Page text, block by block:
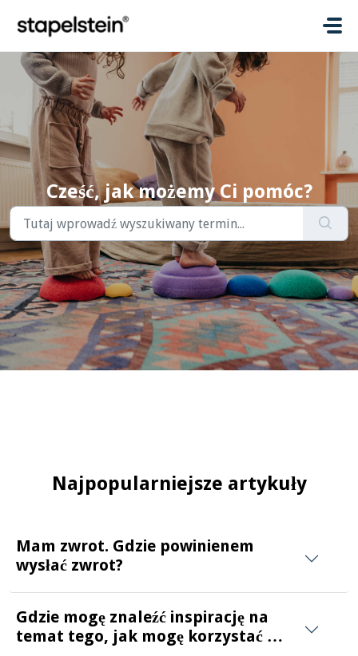
Cześć, jak możemy Ci pomóc?
Najpopularniejsze artykuły
Mam zwrot. Gdzie powinienem
wysłać zwrot?
Gdzie mogę znaleźć inspirację na
temat tego, jak mogę korzystać z